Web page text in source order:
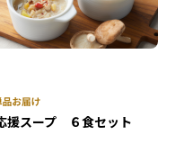
援スープ ６食セット